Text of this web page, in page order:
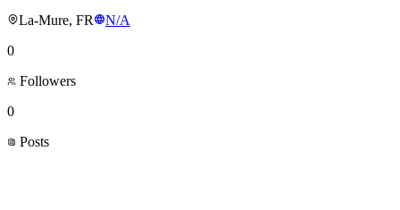
La-Mure, FR
N/A
0
Followers
0
Posts